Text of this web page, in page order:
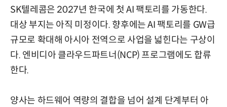
SK텔레콤은 2027년 한국에 첫 AI 팩토리를 가동한다.
대상 부지는 아직 미정이다. 향후에는 AI 팩토리를 GW급
규모로 확대해 아시아 전역으로 사업을 넓힌다는 구상이
다. 엔비디아 클라우드파트너(NCP) 프로그램에도 합류
한다.
양사는 하드웨어 역량의 결합을 넘어 설계 단계부터 아